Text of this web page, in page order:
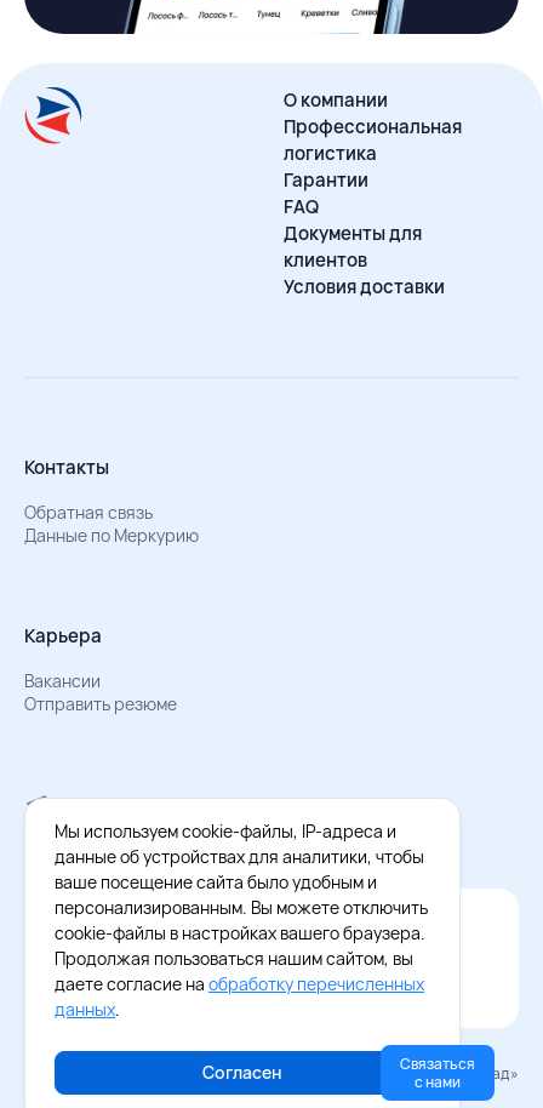
О компании
Профессиональная
логистика
Гарантии
FAQ
Документы для
клиентов
Условия доставки
Контакты
Обратная связь
Данные по Меркурию
Карьера
Вакансии
Отправить резюме
Мы в Телеграм
Документы об обработке персональных данных
Охрана труда – результаты СОУТ
Официальное приложение Восток - Запад
Cкачайте бесплатное приложение
© 2026 «Восток–Запад»
Связаться
с нами
Мы используем cookie-файлы, IP-адреса и
данные об устройствах для аналитики, чтобы
ваше посещение сайта было удобным и
персонализированным. Вы можете отключить
cookie-файлы в настройках вашего браузера.
Продолжая пользоваться нашим сайтом, вы
даете согласие на обработку перечисленных
данных.
Согласен